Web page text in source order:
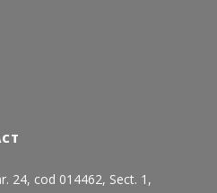
24, cod 014462, Sect. 1,